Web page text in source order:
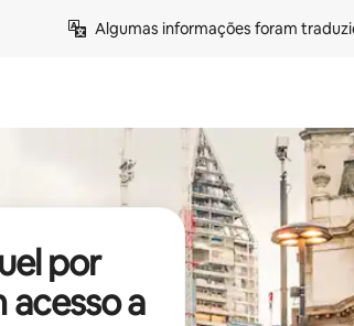
Algumas informações foram
por
a